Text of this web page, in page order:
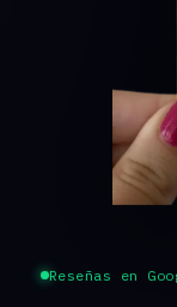
Reseñas en